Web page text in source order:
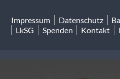
Impressum Datenschutz
LkSG
Spenden Kontakt